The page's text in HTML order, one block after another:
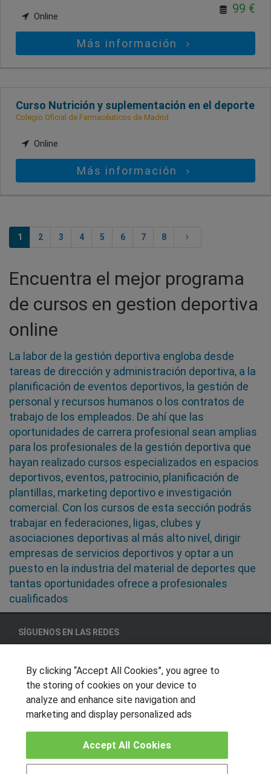
Online
99 €
Más información
Curso Nutrición y suplementación en el deporte
Colegio Oficial de Farmacéuticos de Madrid
Online
Más información
1 2 3 4 5 6 7 8
Encuentra el mejor programa
de cursos en gestion deportiva
online
La labor de la gestión deportiva engloba desde
tareas de dirección y administración deportiva, a la
planificación de eventos deportivos, la gestión de
personal y recursos humanos o los contratos de
trabajo de los empleados. De ahí que las
oportunidades de carrera profesional sean amplias
para los profesionales de la gestión deportiva que
hayan realizado cursos especializados en espacios
deportivos, eventos, patrocinio, planificación de
plantillas, marketing deportivo e investigación
comercial. Con los cursos de esta sección podrás
trabajar en federaciones, ligas, clubes y
asociaciones deportivas al más alto nivel, dirigir
empresas de servicios deportivos y optar a un
puesto en la industria del material de deportes que
tantas oportunidades ofrece a profesionales
cualificados
SÍGUENOS EN LAS REDES
OTROS GRUPOS DE INTERES
Muro de los idiomas
Locos por las becas
By clicking “Accept All Cookies”, you agree to
the storing of cookies on your device to
analyze and enhance site navigation and
marketing and display personalized ads
Accept All Cookies